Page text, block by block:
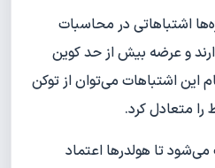
اشتباهاتی در محاسبات
و عرضه بیش از حد کوین
این اشتباهات می‌توان از توکن
را متعادل کرد.
تا هولدرها اعتماد